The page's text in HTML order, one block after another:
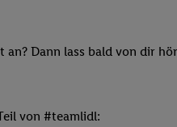
an? Dann lass bald von dir
von #teamlidl: